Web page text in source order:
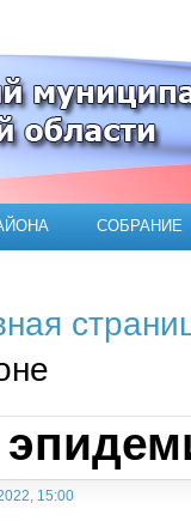
СОБРАНИЕ
15:00